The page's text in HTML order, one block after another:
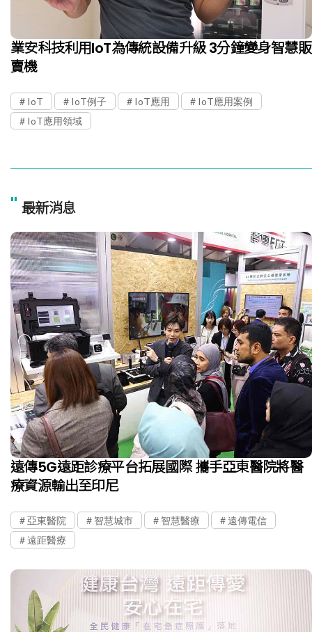
業安科技利用IoT為傳統設備升級 3分鐘變身智慧販
賣機
IoT IoT例子 IoT應用
IoT應用案例
IoT應用領域
" 最新消息
遠傳5G遠距診療平台拓展國際 攜手亞東醫院將醫
療資源輸出至印尼
亞東醫院 智慧城市 智慧醫療
遠傳電信
遠距醫療